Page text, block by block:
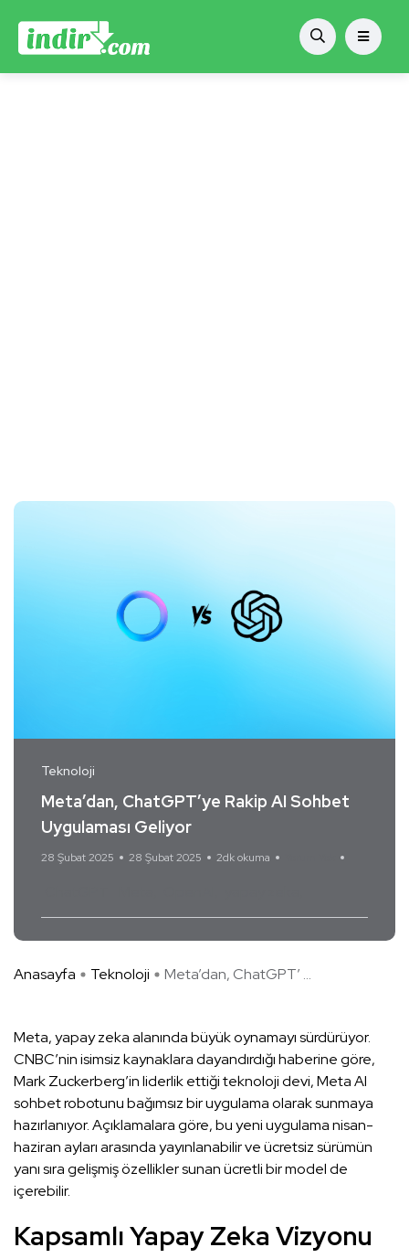
Teknoloji
Meta’dan, ChatGPT’ye Rakip AI Sohbet
Uygulaması Geliyor
28 Şubat 2025 28 Şubat 2025 2dk okuma
Anasayfa Teknoloji Meta’dan, ChatGPT’ ...
Meta, yapay zeka alanında büyük oynamayı sürdürüyor.
CNBC’nin isimsiz kaynaklara dayandırdığı haberine göre,
Mark Zuckerberg’in liderlik ettiği teknoloji devi, Meta AI
sohbet robotunu bağımsız bir uygulama olarak sunmaya
hazırlanıyor. Açıklamalara göre, bu yeni uygulama nisan-
haziran ayları arasında yayınlanabilir ve ücretsiz sürümün
yanı sıra gelişmiş özellikler sunan ücretli bir model de
içerebilir.
Kapsamlı Yapay Zeka Vizyonu